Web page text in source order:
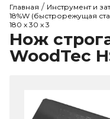
Главная / Инструмент и
18%W (быстрорежущая
180 x 30 x 3
Нож
WoodTec